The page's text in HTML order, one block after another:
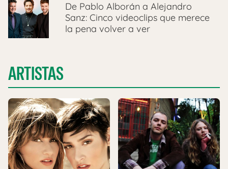
De Pablo Alborán a Alejandro
Sanz: Cinco videoclips que merece
la pena volver a ver
ARTISTAS